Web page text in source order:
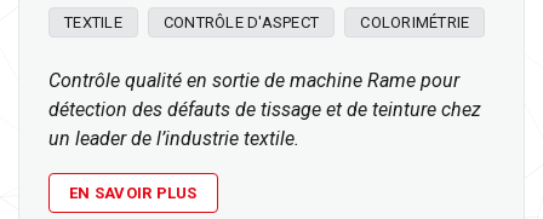
TEXTILE CONTRÔLE D'ASPECT COLORIMÉTRIE
Contrôle qualité en sortie de machine Rame pour
détection des défauts de tissage et de teinture chez
un leader de l’industrie textile.
EN SAVOIR PLUS